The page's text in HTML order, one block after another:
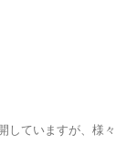
していますが、様々